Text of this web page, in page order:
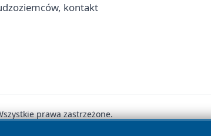
kontakt
prawa zastrzeżone.